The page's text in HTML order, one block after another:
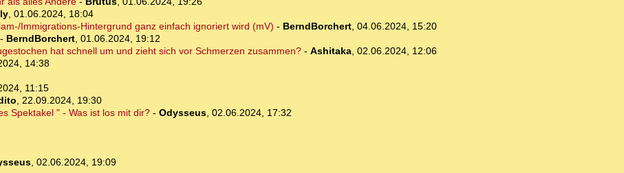
, 01.06.2024, 18:04
Immigrations-Hintergrund ganz einfach ignoriert wird (mV) - BerndBorchert, 04.06.2024, 15:20
- BerndBorchert, 01.06.2024, 19:12
hat schnell um und zieht sich vor Schmerzen zusammen?- Ashitaka, 02.06.2024, 12:06
14:38
11:15
, 22.09.2024, 19:30
Spektakel " - Was ist los mit dir?- Odysseus, 02.06.2024, 17:32
, 02.06.2024, 19:09